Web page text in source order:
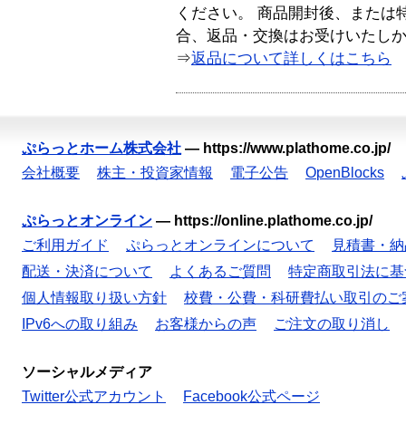
ください。 商品開封後、または
合、返品・交換はお受けいたし
⇒返品について詳しくはこちら
ぷらっとホーム株式会社 — https://www.plathome.co.jp/
会社概要
株主・投資家情報 電子公告 OpenBlocks
ぷらっとオンライン — https://online.plathome.co.jp/
ご利用ガイド
ぷらっとオンラインについて
見積書・
配送・決済について
よくあるご質問
特定商取引法に
個人情報取り扱い方針
校費・公費・科研費払い取引のご
IPv6への取り組み
お客様からの声 ご注文の取り消し
ソーシャルメディア
Twitter公式アカウント
Facebook公式ページ